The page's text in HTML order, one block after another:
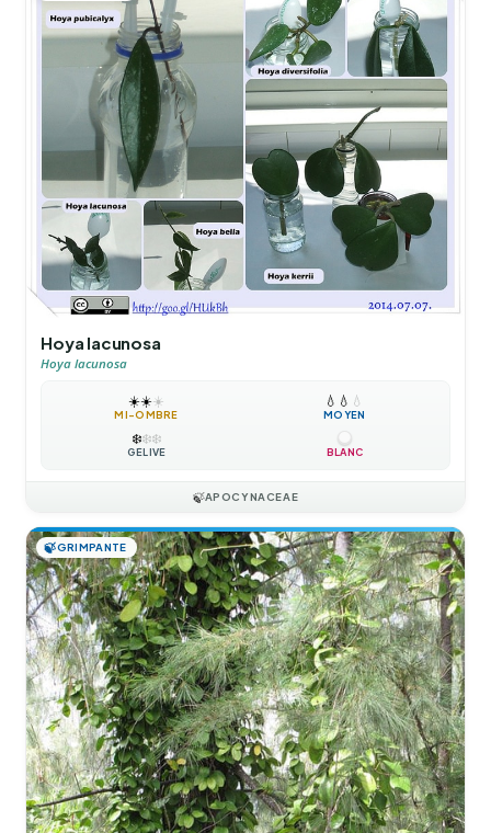
Hoya lacunosa
Hoya lacunosa
☀️☀️☀️
MI-OMBRE
💧 💧 💧
MOYEN
❄️❄️❄️
GÉLIVE BLANC
🍃APOCYNACEAE
🍃GRIMPANTE